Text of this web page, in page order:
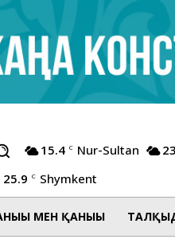
15.4 C Nur-Sultan
25.9 C Shymkent
МЕН ҚАНЫҒЫ